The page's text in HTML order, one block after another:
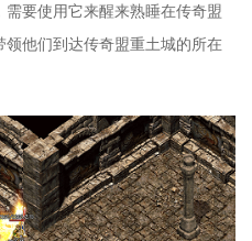
要使用它来醒来熟睡在传奇盟
他们到达传奇盟重土城的所在